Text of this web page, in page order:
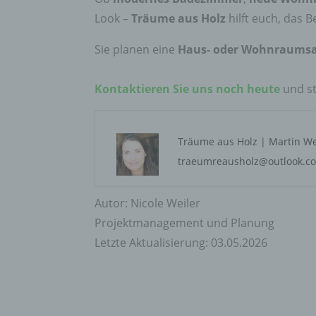
Look –Träume aus Holz hilft euch, das
Sie planen eine Haus- oder
Kontaktieren Sie uns noch heute und
Träume aus Holz | Martin
Autor: Nicole Weiler
Projektmanagement und Planung
Letzte Aktualisierung: 03.05.2026
mit
d)